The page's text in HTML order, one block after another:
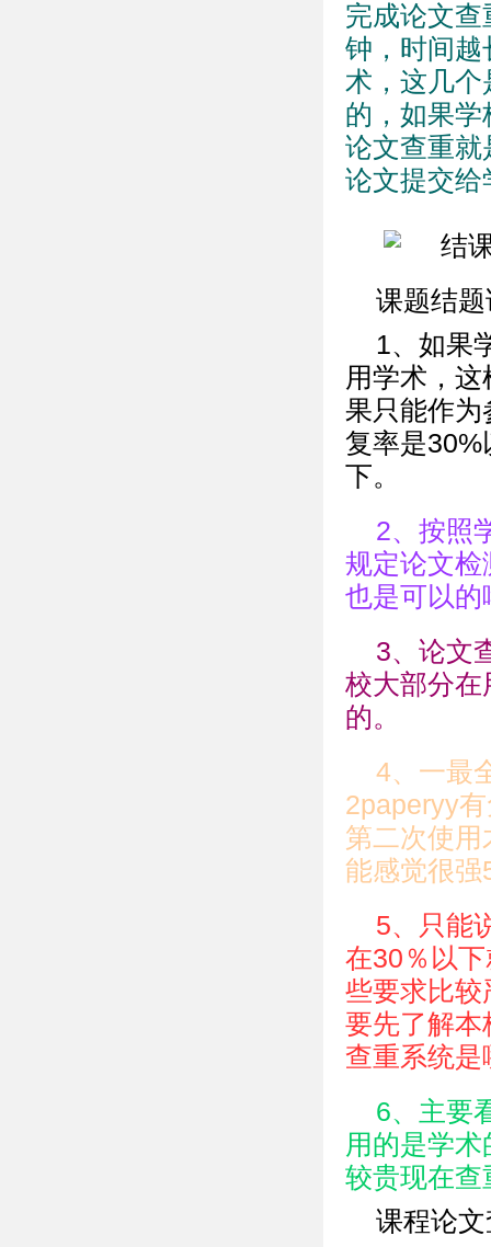
完成论文
钟，时间越
术，这几
的，如果
论文查重就
论文提交给
课题结
1、如果
用学术，
果只能作为
复率是30%
下。
2、按照
规定论文检
也是可以的
3、论文
校大部分在
的。
4、一最
2paperyy
第二次使
能感觉很强
5、只能
在30％以
些要求比较
要先了解本
查重系统是
6、主要
用的是学
较贵现在查
课程论